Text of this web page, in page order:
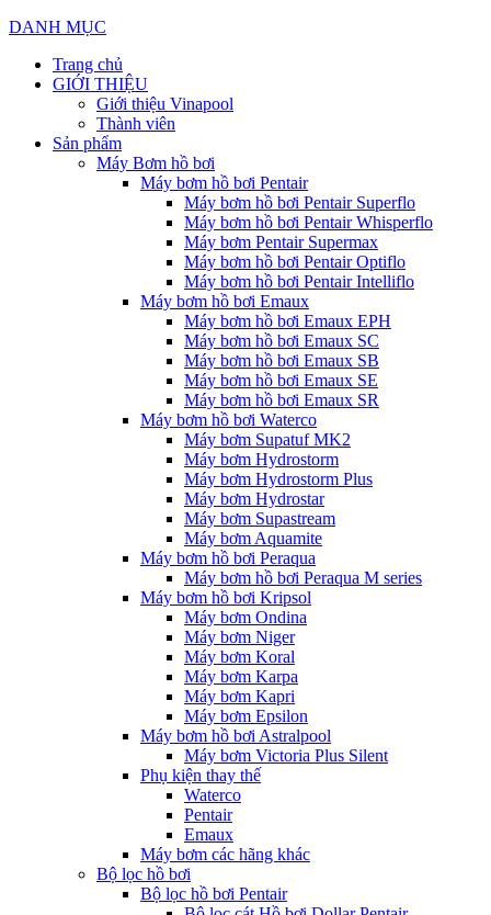
DANH MỤC
Trang chủ
GIỚI THIỆU
Giới thiệu Vinapool
Thành viên
Sản phẩm
Máy Bơm hồ bơi
Máy bơm hồ bơi Pentair
Máy bơm hồ bơi Pentair Superflo
Máy bơm hồ bơi Pentair Whisperflo
Máy bơm Pentair Supermax
Máy bơm hồ bơi Pentair Optiflo
Máy bơm hồ bơi Pentair Intelliflo
Máy bơm hồ bơi Emaux
Máy bơm hồ bơi Emaux EPH
Máy bơm hồ bơi Emaux SC
Máy bơm hồ bơi Emaux SB
Máy bơm hồ bơi Emaux SE
Máy bơm hồ bơi Emaux SR
Máy bơm hồ bơi Waterco
Máy bơm Supatuf MK2
Máy bơm Hydrostorm
Máy bơm Hydrostorm Plus
Máy bơm Hydrostar
Máy bơm Supastream
Máy bơm Aquamite
Máy bơm hồ bơi Peraqua
Máy bơm hồ bơi Peraqua M series
Máy bơm hồ bơi Kripsol
Máy bơm Ondina
Máy bơm Niger
Máy bơm Koral
Máy bơm Karpa
Máy bơm Kapri
Máy bơm Epsilon
Máy bơm hồ bơi Astralpool
Máy bơm Victoria Plus Silent
Phụ kiện thay thế
Waterco
Pentair
Emaux
Máy bơm các hãng khác
Bộ lọc hồ bơi
Bộ lọc hồ bơi Pentair